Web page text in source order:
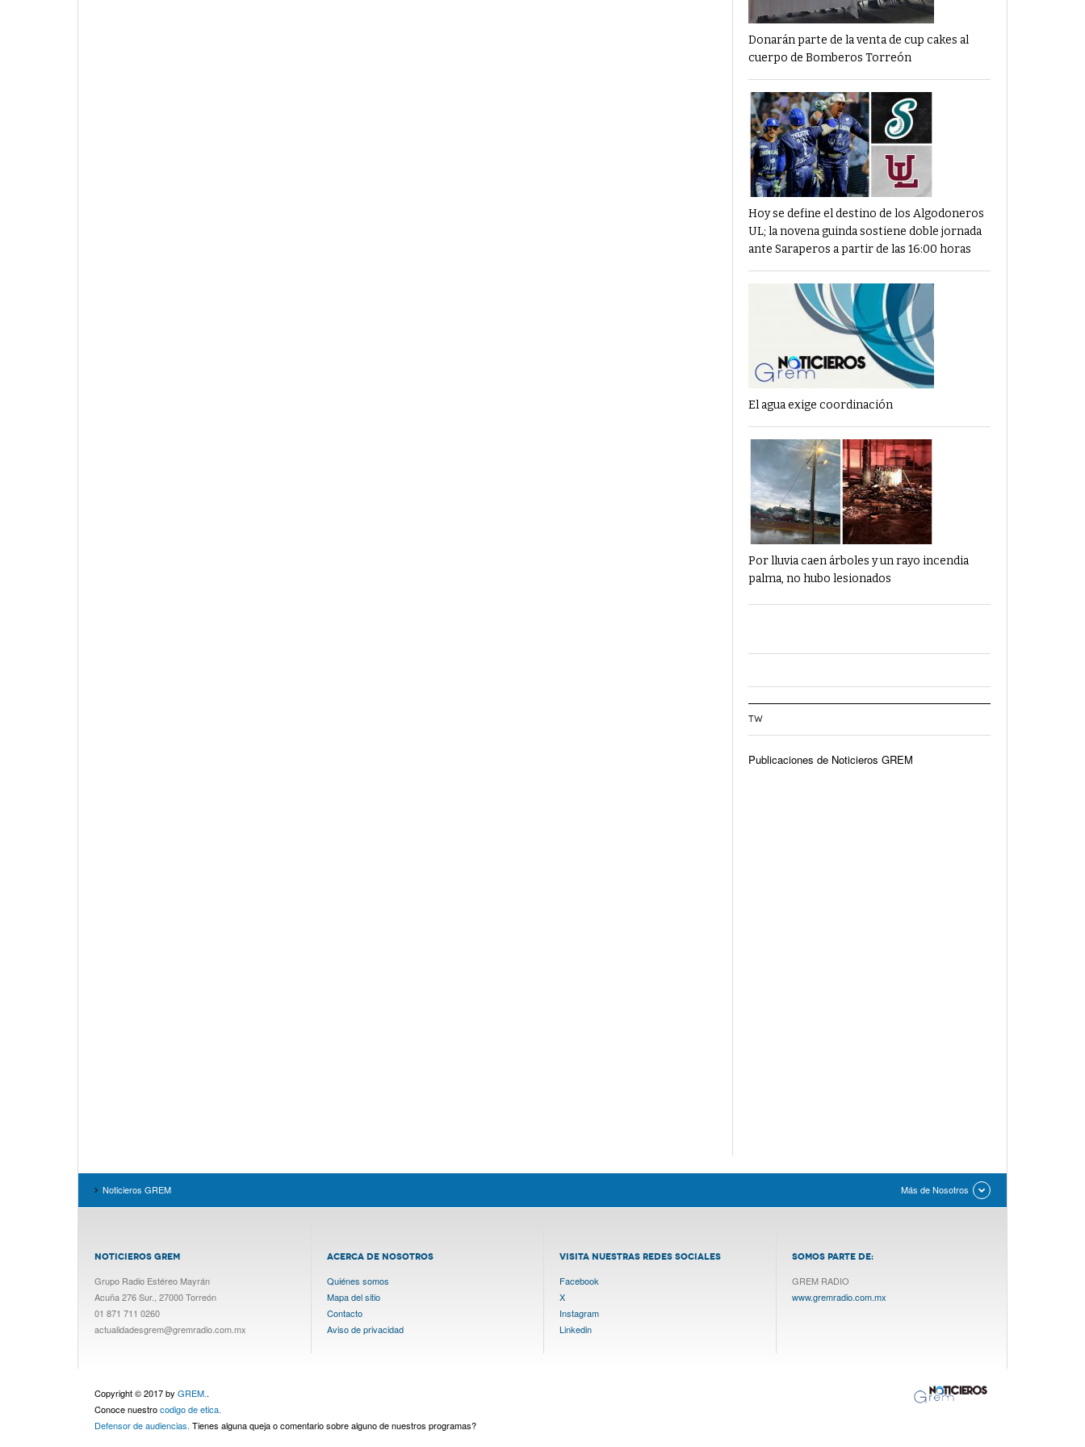
Donarán parte de la venta de cup cakes al
cuerpo de Bomberos Torreón
Hoy se define el destino de los Algodoneros
UL; la novena guinda sostiene doble jornada
ante Saraperos a partir de las 16:00 horas
El agua exige coordinación
Por lluvia caen árboles y un rayo incendia
palma, no hubo lesionados
TW
Publicaciones de Noticieros GREM
Noticieros GREM Más de Nosotros
NOTICIEROS GREM
Grupo Radio Estéreo Mayrán
Acuña 276 Sur., 27000 Torreón
01 871 711 0260
actualidadesgrem@gremradio.com.mx
ACERCA DE NOSOTROS
Quiénes somos
Mapa del sitio
Contacto
Aviso de privacidad
VISITA NUESTRAS REDES SOCIALES
Facebook
X
Instagram
Linkedin
SOMOS PARTE DE:
GREM RADIO
www.gremradio.com.mx
Copyright © 2017 by GREM..
Conoce nuestrocodigo de etica.
Defensor de audiencias. Tienes alguna queja o comentario sobre alguno de nuestros programas?